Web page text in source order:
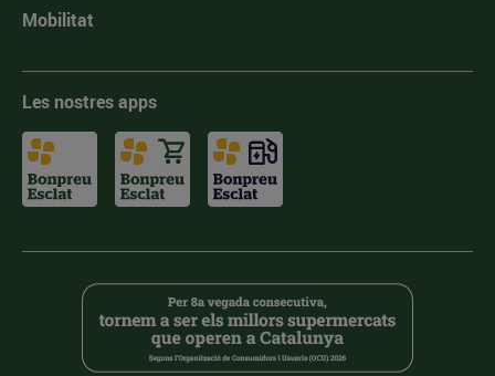
Mobilitat
Les nostres apps